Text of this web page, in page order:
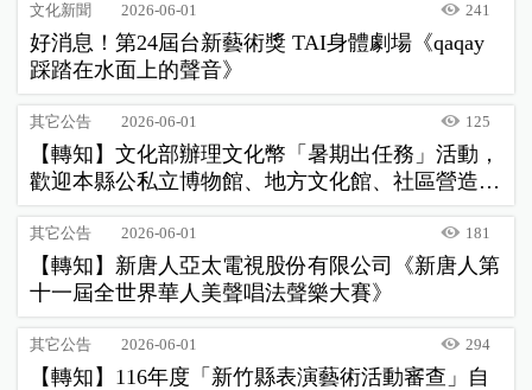
文化新聞 2026-06-01 241
好消息！第24屆台新藝術獎 TAI身體劇場《qaqay
踩踏在水面上的聲音》
其它公告 2026-06-01 125
【轉知】文化部辦理文化幣「暑期出任務」活動，
歡迎本縣公私立博物館、地方文化館、社區營造場
域及文資場域踴躍參與
其它公告 2026-06-01 181
【轉知】新唐人亞太電視股份有限公司《新唐人第
十一屆全世界華人美聲唱法聲樂大賽》
其它公告 2026-06-01 294
【轉知】116年度「新竹縣表演藝術活動審查」自